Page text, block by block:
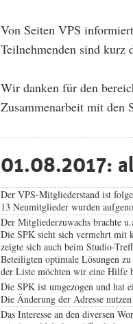
Von Seiten VPS
Teilnehmenden sind kurz
Wir danken für den
Zusammenarbeit mit den
01.08.2017:
Der VPS-Mitgliederstand ist
13 Neumitglieder wurden
Der Mitgliederzuwachs brachte
Die SPK sieht sich vermehrt mit
zeigte sich auch beim Studio-
Beteiligten optimale Lösungen
der Liste möchten wir eine Hilfe
Die SPK ist umgezogen und hat
Die Änderung der Adresse
Das Interesse an den diversen